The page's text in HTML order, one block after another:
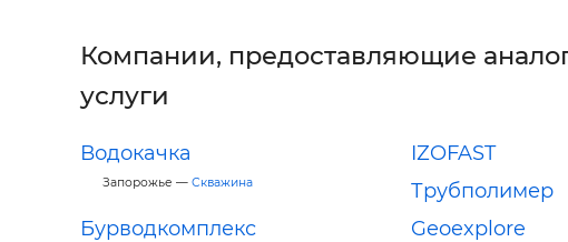
Компании, предоставляющие
услуги
Водокачка
Запорожье — Скважина
IZOFAST
Трубполимер
Бурводкомплекс
Geoexplore